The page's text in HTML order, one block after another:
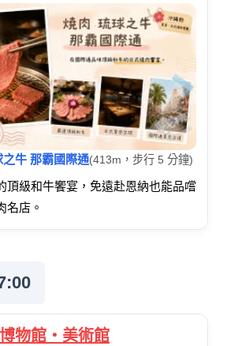
之牛 那霸國際通(413m，步行 5 分鐘)
頂級和牛饗宴，免遠赴恩納也能品嚐
名店。
物館・美術館